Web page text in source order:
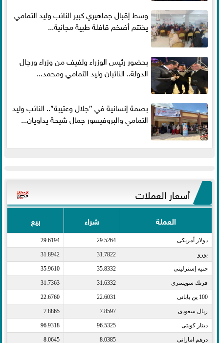
وسط إقبال جماهيري كبير النائب وليد التمامي
يختتم أضخم قافلة طبية مجانية...
بحضور رئيس الوزراء ولفيف من وزراء ورجال
الدولة.. النائبان وليد التمامي ومحمد...
بصمة إنسانية في ”جلال وعتيبة”.. النائب وليد
التمامي والبروفيسور جمال شيحة يداويان...
أسعار العملات
العملة شراء بيع
دولار أمريكى​ 29.5264
29.6194
يورو​ 31.7822
31.8942
جنيه إسترلينى​ 35.8332
35.9610
فرنك سويسرى​ 31.6332
31.7363
100 ين يابانى​ 22.6031
22.6760
ريال سعودى​ 7.8597
7.8865
دينار كويتى​ 96.5325
96.9318
درهم اماراتى​ 8.0385
8.0645